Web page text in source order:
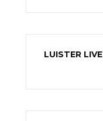
LUISTER LIVE